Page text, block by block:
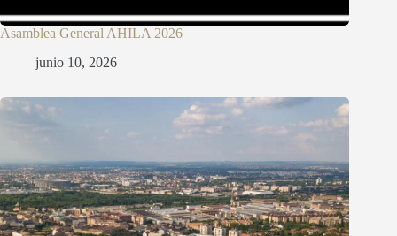
Asamblea General AHILA 2026
junio 10, 2026